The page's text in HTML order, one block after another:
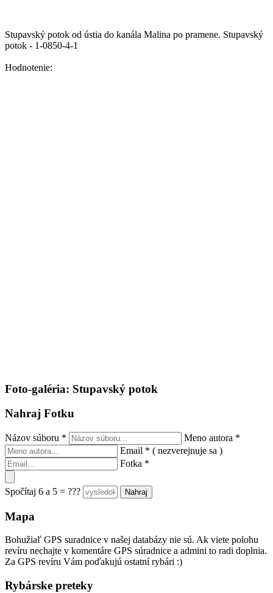
Stupavský potok od ústia do kanála Malina po pramene. Stupavský
potok - 1-0850-4-1
Hodnotenie:
Foto-galéria: Stupavský potok
Nahraj Fotku
Názov súboru * Meno autora *
Email * ( nezverejnuje sa )
Fotka *
Spočítaj 6 a 5 = ???
Mapa
Bohužiaľ GPS suradnice v našej databázy nie sú. Ak viete polohu
revíru nechajte v komentáre GPS súradnice a admini to radi doplnia.
Za GPS revíru Vám poďakujú ostatní rybári :)
Rybárske preteky